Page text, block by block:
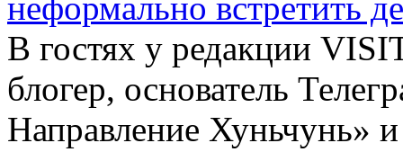
В гостях у редакции
блогер, основатель
Направление Хуньчунь»